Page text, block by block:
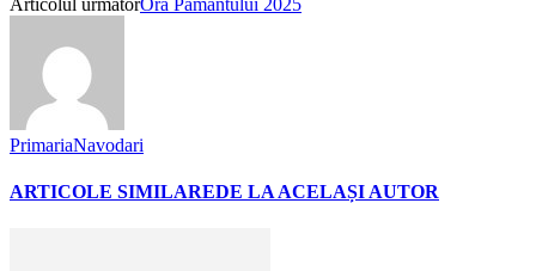
PrimariaNavodari
ARTICOLE SIMILAREDE LA ACELAȘI AUTOR